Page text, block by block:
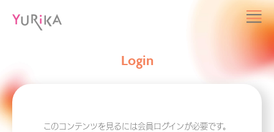
Login
このコンテンツを見るには会員ログインが必要です。